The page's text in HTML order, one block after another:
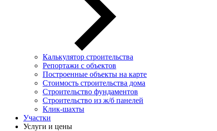
Калькулятор строительства
Репортажи с объектов
Построенные объекты на карте
Стоимость строительства дома
Строительство фундаментов
Строительство из ж/б панелей
Клик-шахты
Участки
Услуги и цены